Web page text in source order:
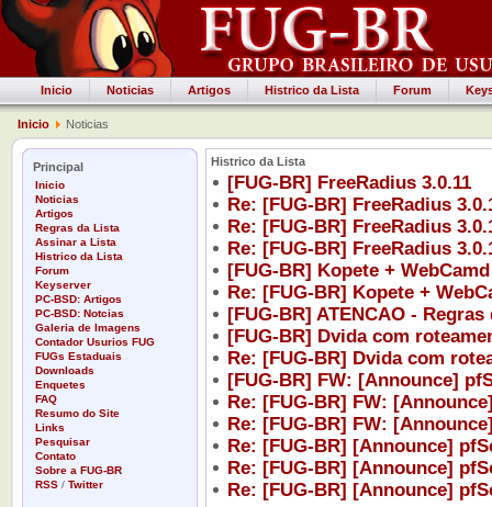
Inicio Noticias Artigos Histrico da Lista Forum
Inicio Noticias
Principal
Inicio
Noticias
Artigos
Regras da Lista
Assinar a Lista
Histrico da Lista
Forum
Keyserver
PC-BSD: Artigos
PC-BSD: Notcias
Galeria de Imagens
Contador Usurios FUG
FUGs Estaduais
Downloads
Enquetes
FAQ
Resumo do Site
Links
Pesquisar
Contato
Sobre a FUG-BR
RSS / Twitter
Histrico da Lista
[FUG-BR] FreeRadius 3.0.11
Re: [FUG-BR] FreeRadius
Re: [FUG-BR] FreeRadius
Re: [FUG-BR] FreeRadius
[FUG-BR] Kopete + WebCamd
Re: [FUG-BR] Kopete +
[FUG-BR] ATENCAO -
[FUG-BR] Dvida com
Re: [FUG-BR] Dvida com
[FUG-BR] FW: [Announce]
Re: [FUG-BR] FW:
Re: [FUG-BR] FW:
Re: [FUG-BR] [Announce]
Re: [FUG-BR] [Announce]
Re: [FUG-BR] [Announce]